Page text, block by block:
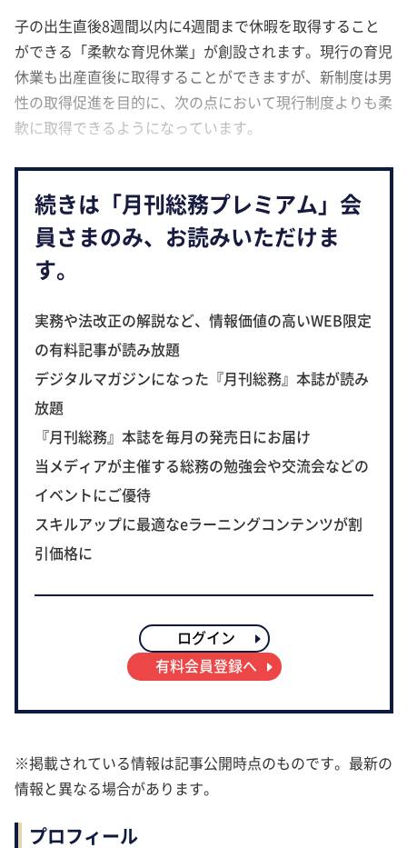
子の出生直後8週間以内に4週間まで休暇を取得すること
ができる「柔軟な育児休業」が創設されます。現行の育児
休業も出産直後に取得することができますが、新制度は男
性の取得促進を目的に、次の点において現行制度よりも柔
軟に取得できるようになっています。
続きは「月刊総務プレミアム」会
員さまのみ、お読みいただけま
す。
実務や法改正の解説など、情報価値の高いWEB限定
の有料記事が読み放題
デジタルマガジンになった『月刊総務』本誌が読み
放題
『月刊総務』本誌を毎月の発売日にお届け
当メディアが主催する総務の勉強会や交流会などの
イベントにご優待
スキルアップに最適なeラーニングコンテンツが割
引価格に
ログイン
有料会員登録へ
※掲載されている情報は記事公開時点のものです。最新の
情報と異なる場合があります。
プロフィール